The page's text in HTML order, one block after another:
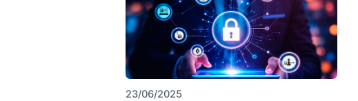
23/06/2025